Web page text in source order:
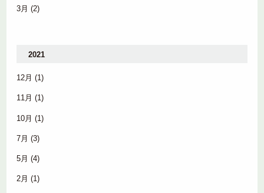
3月 (2)
2021
12月 (1)
11月 (1)
10月 (1)
7月 (3)
5月 (4)
2月 (1)